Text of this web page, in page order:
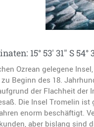
15° 53′ 31″ S 54°
Ozrean gelegene
Beginn des 18.
der Flachheit der
Die Insel Tromelin ist
enorm beschäftigt.
aber bislang sind